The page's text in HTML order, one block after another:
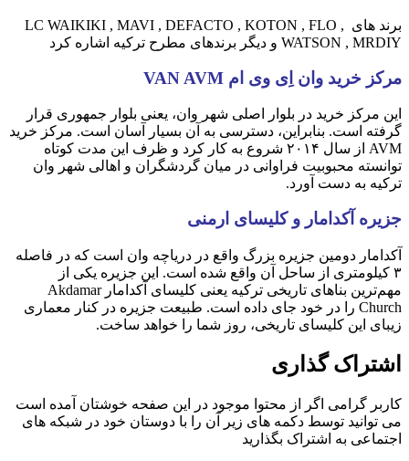
برند های LC WAIKIKI , MAVI , DEFACTO , KOTON , FLO ,
WATSON , MRDIY و دیگر برندهای مطرح ترکیه اشاره کرد
مرکز خرید وان اِی وی ام VAN AVM
این مرکز خرید در بلوار اصلی شهر وان، یعنی بلوار جمهوری قرار
گرفته است. بنابراین، دسترسی به آن بسیار آسان است. مرکز خرید
AVM از سال ۲۰۱۴ شروع به کار کرد و ظرف این مدت کوتاه
توانسته محبوبیت فراوانی در میان گردشگران و اهالی شهر وان
ترکیه به دست آورد.
جزیره آکدامار و کلیسای ارمنی
آکدامار دومین جزیره بزرگ واقع در دریاچه وان است که در فاصله
۳ کیلومتری از ساحل آن واقع شده است. این جزیره یکی از
مهم‌ترین بناهای تاریخی ترکیه یعنی کلیسای آکدامار Akdamar
Church را در خود جای داده است. طبیعت جزیره در کنار معماری
زیبای این کلیسای تاریخی، روز شما را خواهد ساخت.
اشتراک گذاری
کاربر گرامی اگر از محتوا موجود در این صفحه خوشتان آمده است
می توانید توسط دکمه های زیر آن را با دوستان خود در شبکه های
اجتماعی به اشتراک بگذارید